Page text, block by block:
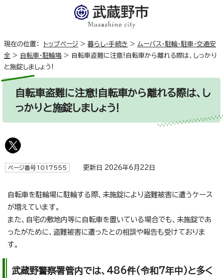
現在の位置： トップページ > 暮らし・手続き > ムーバス・駐輪・駐車・交通安
全 > 自転車・駐輪場 >
自転車盗難に注意!自転車から離れる際は、しっかり
と施錠しましょう!
自転車盗難に注意!自転車から離れる際は、し
っかりと施錠しましょう!
ページ番号1017555 更新日 2026年6月22日
自転車を駐輪場に駐輪する際、未施錠により盗難被害に遭うケース
が増えています。
また、自宅の敷地内等に自転車を置いている場合でも、未施錠であ
ったがために、盗難被害に遭ったとの相談や報告も受けておりま
す。
武蔵野警察署管内では、486件(令和7年中)と多く